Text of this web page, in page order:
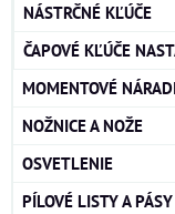
NÁSTRČNÉ KĽÚČE
ČAPOVÉ KĽÚČE
MOMENTOVÉ
NOŽNICE A NOŽE
OSVETLENIE
PÍLOVÉ LISTY A